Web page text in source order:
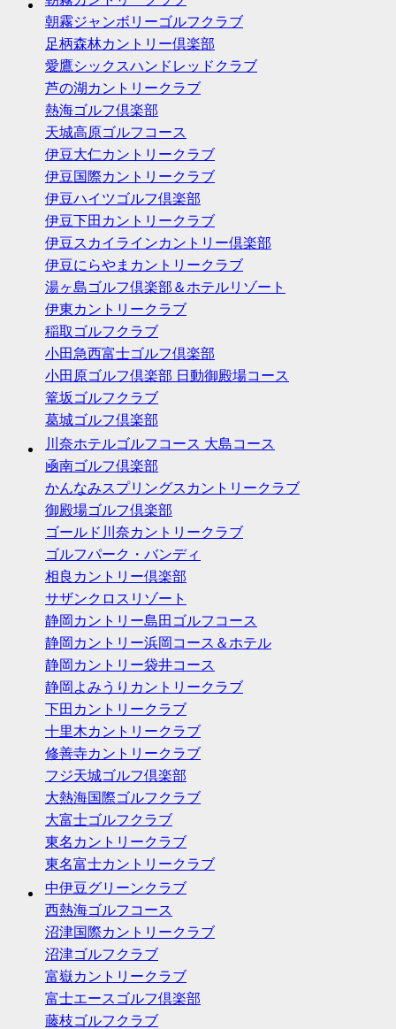
朝霧ジャンボリーゴルフクラブ
足柄森林カントリー倶楽部
愛鷹シックスハンドレッドクラブ
芦の湖カントリークラブ
熱海ゴルフ倶楽部
天城高原ゴルフコース
伊豆大仁カントリークラブ
伊豆国際カントリークラブ
伊豆ハイツゴルフ倶楽部
伊豆下田カントリークラブ
伊豆スカイラインカントリー倶楽部
伊豆にらやまカントリークラブ
湯ヶ島ゴルフ倶楽部＆ホテルリゾート
伊東カントリークラブ
稲取ゴルフクラブ
小田急西富士ゴルフ倶楽部
小田原ゴルフ倶楽部 日動御殿場コース
篭坂ゴルフクラブ
葛城ゴルフ倶楽部
川奈ホテルゴルフコース 大島コース
凾南ゴルフ倶楽部
かんなみスプリングスカントリークラブ
御殿場ゴルフ倶楽部
ゴールド川奈カントリークラブ
ゴルフパーク・バンディ
相良カントリー倶楽部
サザンクロスリゾート
静岡カントリー島田ゴルフコース
静岡カントリー浜岡コース＆ホテル
静岡カントリー袋井コース
静岡よみうりカントリークラブ
下田カントリークラブ
十里木カントリークラブ
修善寺カントリークラブ
フジ天城ゴルフ倶楽部
大熱海国際ゴルフクラブ
大富士ゴルフクラブ
東名カントリークラブ
東名富士カントリークラブ
中伊豆グリーンクラブ
西熱海ゴルフコース
沼津国際カントリークラブ
沼津ゴルフクラブ
富嶽カントリークラブ
富士エースゴルフ倶楽部
藤枝ゴルフクラブ